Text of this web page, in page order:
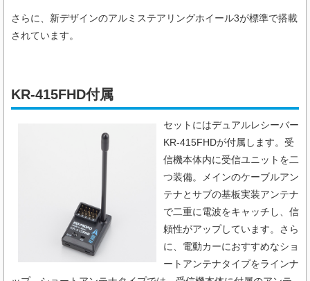
さらに、新デザインのアルミステアリングホイール3が標準で搭載
されています。
KR-415FHD付属
セットにはデュアルレシーバー
KR-415FHDが付属します。受
信機本体内に受信ユニットを二
つ装備。メインのケーブルアン
テナとサブの基板実装アンテナ
で二重に電波をキャッチし、信
頼性がアップしています。さら
に、電動カーにおすすめなショ
ートアンテナタイプをラインナ